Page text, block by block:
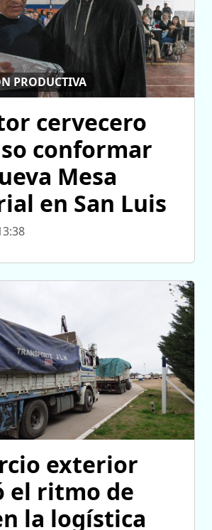
PRODUCTIVA
cervecero
conformar
Mesa
en San Luis
exterior
el ritmo de
la logística